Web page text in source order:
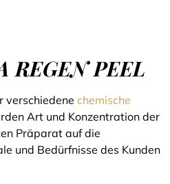
REGEN PEEL
verschiedene chemische
Art und Konzentration der
Präparat auf die
und Bedürfnisse des Kunden